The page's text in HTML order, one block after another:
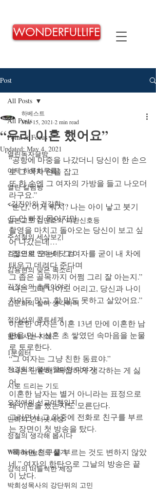
WONDERFULLIFE
Post
All Posts
Point & Focus
열린독자글방
이제 하루하루를!
열린 칼럼방
<김진아의 건강학>
일본교포 김민호의 파란신호등
주성철의 세상보기
김정인의 인터넷 닷 컴
김용현의 낮은 목소리
김정숙의 초록이야기
김문희의 살며 생각하며
정안섭의 콩트세계
함께 사는 지혜
1분쉼터
장경희의 웰빙-웰다잉 이야기
시로 드리는 기도
오정애의 선교여행일지
민희의 인터넷세상
정철의 생각해 봅시다
Well-being으로 살기
강석의 떠들썩한 세상
박희성목사의 강단뒤의 고민
All Posts
“우리 이혼 했어요”
하베스트
Mar 15, 2021 2 min read
Updated: May 4, 2021
“공항에 마중을 나갔더니 당신이 한 손으
로 그 여자 손을 잡고
또 한 손엔 그 여자의 가방을 들고 나오더
라구요.”
“순간, 이게 뭐지? 나는 아이 낳고 붓기
도 안 빠진 몸이지만
촬영을 마치고 돌아오는 당신이 보고 싶
어 나갔는데…”
“집으로 오는데 그 여자를 굳이 내 차에
태우고 데려다 준다며
그 좁은 골목까지 어쩜 그리 잘 아는지.”
“나는 그때 나이도 어리고, 당신과 나이
차이도 많고, 할 말도 못하고 살았어요.”
이혼한 여자는 이혼 13년 만에 이혼한 남
편을 만나 신혼 초 쌓였던 속마음을 눈물
로 토로한다.
“그 여자는 그냥 친한 동료야.”
“나는 단순해. 복잡하게 생각하는 게 싫
어.
이혼한 남자는 별거 아니라는 표정으로
왜 이혼을 했는지도 모른단다.
그러면서 그 와중에 전화로 친구를 부르
는 장면이 첫 방송을 탔다.
“툭하면 친구를 부르는 것도 변하지 않았
네.” 여자의 한탄으로 그날의 방송은 끝
이 났다.